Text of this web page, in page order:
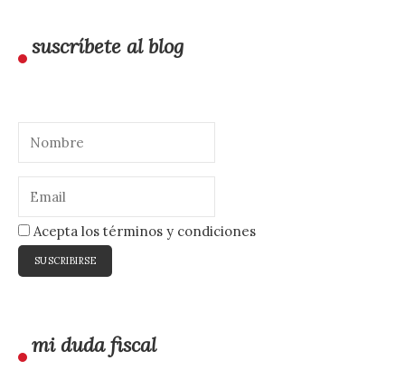
suscríbete al blog
Acepta los términos y condiciones
mi duda fiscal